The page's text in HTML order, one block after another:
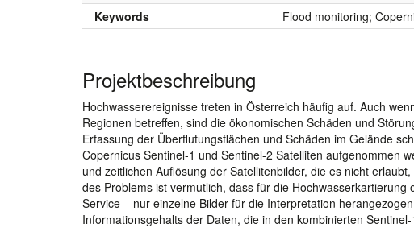
Keywords
Flood monitoring;
Projektbeschreibung
Hochwasserereignisse treten in Österreich häufig auf. Auch
Regionen betreffen, sind die ökonomischen Schäden und
Erfassung der Überflutungsflächen und Schäden im Gelände
Copernicus Sentinel-1 und Sentinel-2 Satelliten aufgenommen
und zeitlichen Auflösung der Satellitenbilder, die es nicht
des Problems ist vermutlich, dass für die
Service – nur einzelne Bilder für die Interpretation
Informationsgehalts der Daten, die in den kombinierten